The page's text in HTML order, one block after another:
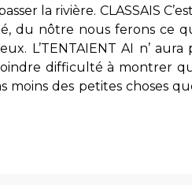
la rivière. CLASSAIS
du nôtre nous ferons ce
L’TENTAIENT AI n’ aura
difficulté à montrer
moins des petites choses